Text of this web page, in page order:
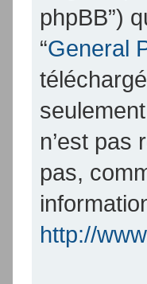
phpBB”)
“General
n’est pas
pas,
http://